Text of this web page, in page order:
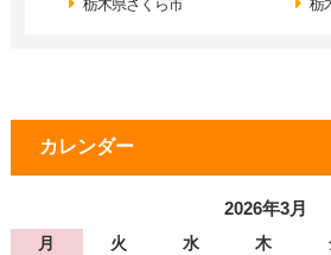
栃木県さくら市 栃
カレンダー
2026年3月
月 火 水 木